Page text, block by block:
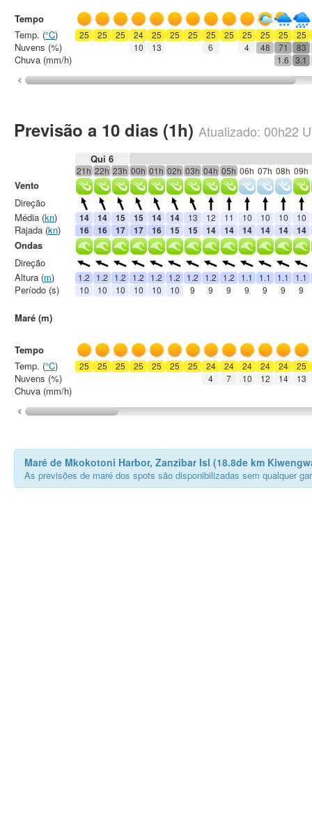
25 25 25 24 25 25 25 25 25 25 25 25
25
10
13 6 4 48 71
83
1.6 3.1
Tempo
Temp. (°C)
Nuvens (%)
Chuva (mm/h)
Previsão a 10 dias (1h) Atualizado: 00h22
Qui 6
21h 22h 23h 00h 01h 02h 03h 04h 05h 06h 07h 08h 09h
14 14 15 15 14 14 13 12 11 10 10 10 10
16 16 17 17 16 15 15 14 14 14 14 14 14
1.2 1.2 1.2 1.2 1.2 1.2 1.2 1.2 1.2 1.1 1.1 1.1
1.1
10
10 10 10 10 10 9 9 9 9 9 9 9
25 25 25 25 25 25 25 24 24 24 24 24
25
4
7 10 12 14 13
Vento
Direção
Média (kn)
Rajada (kn)
Ondas
Direção
Altura (m)
Período (s)
Maré (m)
Tempo
Temp. (°C)
Nuvens (%)
Chuva (mm/h)
Maré de Mkokotoni Harbor, Zanzibar Isl (18.8de km
As previsões de maré dos spots são disponibilizadas sem qualquer